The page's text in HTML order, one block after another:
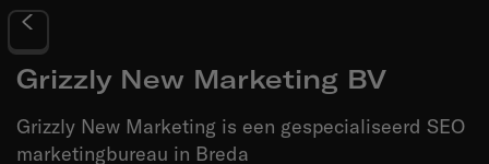
Grizzly New Marketing BV
Grizzly New Marketing is een gespecialiseerd SEO
marketingbureau in Breda